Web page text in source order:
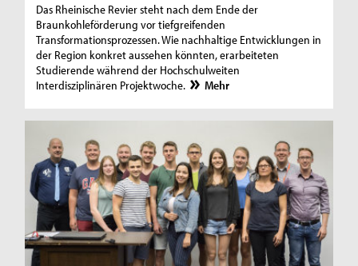
Das Rheinische Revier steht nach dem Ende der
Braunkohleförderung vor tiefgreifenden
Transformationsprozessen. Wie nachhaltige Entwicklungen in
der Region konkret aussehen könnten, erarbeiteten
Studierende während der Hochschulweiten
Interdisziplinären Projektwoche.
Mehr